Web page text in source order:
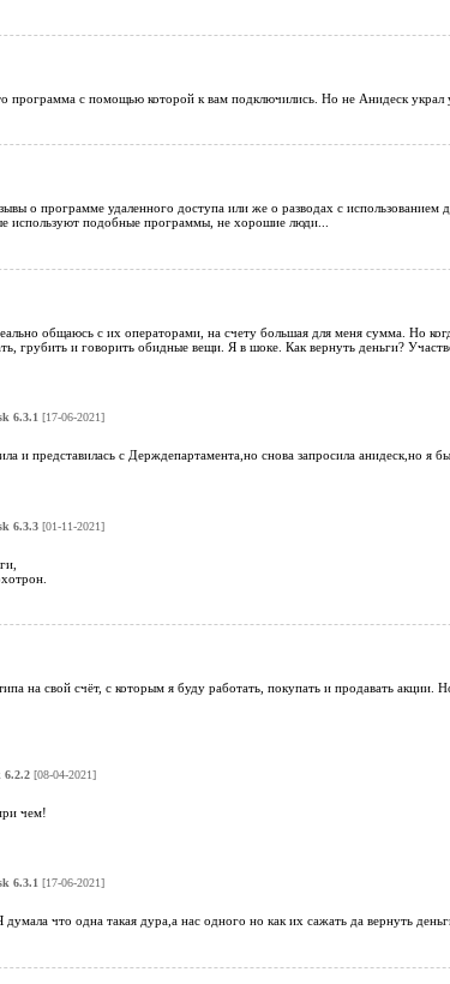
программа с помощью которой к вам подключились. Но не Анидеск украл
о программе удаленного доступа или же о разводах с
используют подобные программы, не хорошие люди...
общаюсь с их операторами, на счету большая для меня сумма. Но
грубить и говорить обидные вещи. Я в шоке. Как вернуть деньги?
6.3.1 [17-06-2021]
и представилась с Держдепартамента,но снова запросила анидеск,но я
6.3.3[01-11-2021]
на свой счёт, с которым я буду работать, покупать и продавать акции.
6.2.2[08-04-2021]
чем!
6.3.1 [17-06-2021]
что одна такая дура,а нас одного но как их сажать да вернуть